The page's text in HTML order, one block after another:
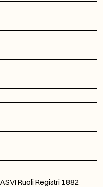
ASVI Ruoli Registri 1882